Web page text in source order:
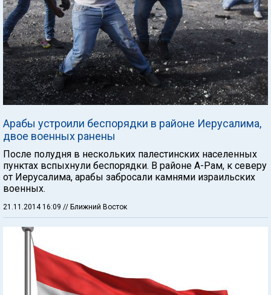
Арабы устроили беспорядки в районе Иерусалима,
двое военных ранены
После полудня в нескольких палестинских населенных
пунктах вспыхнули беспорядки. В районе А-Рам, к северу
от Иерусалима, арабы забросали камнями израильских
военных.
21.11.2014 16:09 // Ближний Восток